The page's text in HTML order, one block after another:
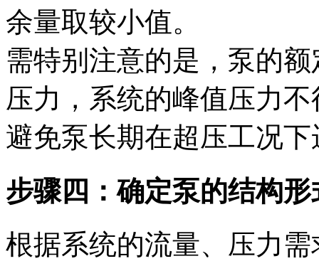
余量取较小值。
需特别注意的是，泵的
压力，系统的峰值压力
避免泵长期在超压工况
步骤四：确定泵的结构形
根据系统的流量、压力